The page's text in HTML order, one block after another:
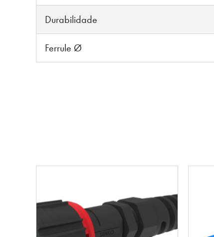
Durabilidade
Ferrule Ø